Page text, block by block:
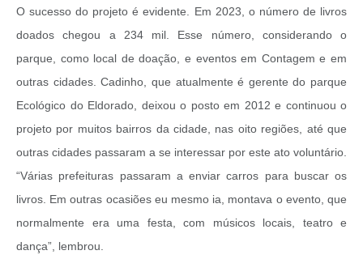
O sucesso do projeto é evidente. Em 2023, o número de livros
doados chegou a 234 mil. Esse número, considerando o
parque, como local de doação, e eventos em Contagem e em
outras cidades. Cadinho, que atualmente é gerente do parque
Ecológico do Eldorado, deixou o posto em 2012 e continuou o
projeto por muitos bairros da cidade, nas oito regiões, até que
outras cidades passaram a se interessar por este ato voluntário.
“Várias prefeituras passaram a enviar carros para buscar os
livros. Em outras ocasiões eu mesmo ia, montava o evento, que
normalmente era uma festa, com músicos locais, teatro e
dança”, lembrou.